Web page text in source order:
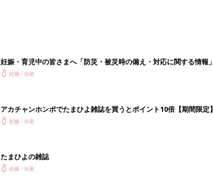
妊娠・育児中の皆さまへ「防災・被災時の備え・対応に関する情報」
妊娠・出産
アカチャンホンポでたまひよ雑誌を買うとポイント10倍【期間限定】
妊娠・出産
たまひよの雑誌
妊娠・出産